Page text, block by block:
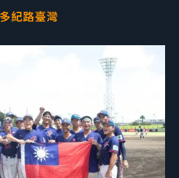
紀路臺灣